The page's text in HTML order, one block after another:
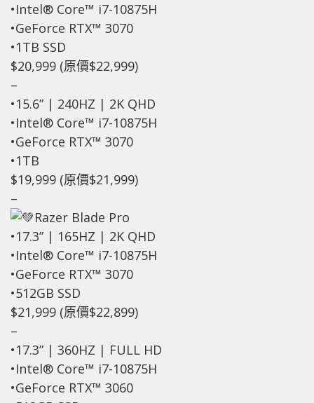
•Intel® Core™ i7-10875H
•GeForce RTX™ 3070
•1TB SSD
$20,999 (原價$22,999)
–
•15.6” | 240HZ | 2K QHD
•Intel® Core™ i7-10875H
•GeForce RTX™ 3070
•1TB
$19,999 (原價$21,999)
–
Razer Blade Pro
•17.3” | 165HZ | 2K QHD
•Intel® Core™ i7-10875H
•GeForce RTX™ 3070
•512GB SSD
$21,999 (原價$22,899)
–
•17.3” | 360HZ | FULL HD
•Intel® Core™ i7-10875H
•GeForce RTX™ 3060